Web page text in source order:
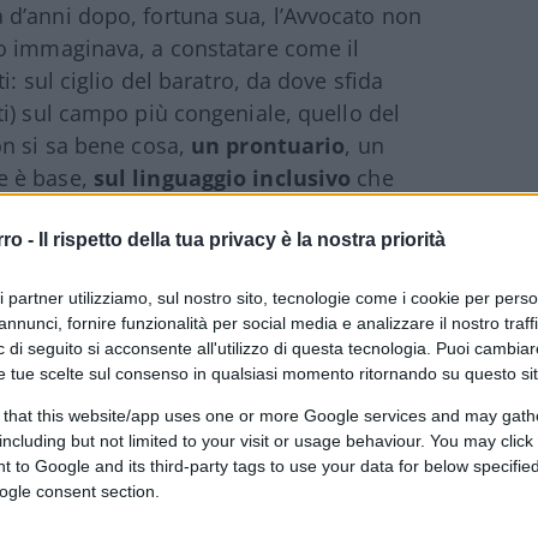
- Il rispetto della tua privacy è la nostra priorità
partner utilizziamo, sul nostro sito, tecnologie come i cookie per
fornire funzionalità per social media e analizzare il nostro
di seguito si acconsente all'utilizzo di questa tecnologia. Puoi
tue scelte sul consenso in qualsiasi momento ritornando su questo
that this website/app uses one or more Google services and may
but not limited to your visit or usage behaviour. You may
to Google and its third-party tags to use your data for below
consent section.
dopo, fortuna sua, l’Avvocato non
a constatare come il
sul ciglio del baratro, da dove sfida
sul campo più congeniale, quello del
si sa bene cosa, un prontuario, un
è base, sul linguaggio inclusivo che
pronomi asterischi vocali
le millantamila volte, non è che c’è
mania, o moda, in America già un po’ col
ritardo, il che per un giornale è il colmo.
onnipotenza (chi li legge più, ancora?
mantiene ancora unCorriere?), di arginare
a dire l’inquietante Frankenstein